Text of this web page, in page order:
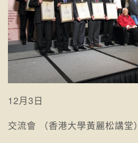
12月3日
交流會 （香港大學黃麗松講堂）